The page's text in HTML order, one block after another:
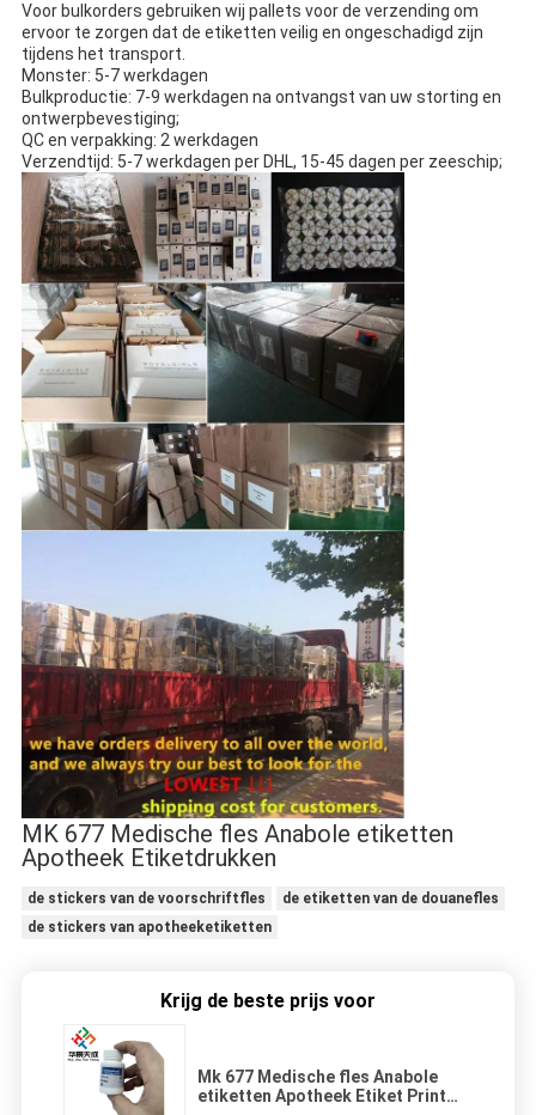
Voor bulkorders gebruiken wij pallets voor de verzending om
ervoor te zorgen dat de etiketten veilig en ongeschadigd zijn
tijdens het transport.
Monster: 5-7 werkdagen
Bulkproductie: 7-9 werkdagen na ontvangst van uw storting en
ontwerpbevestiging;
QC en verpakking: 2 werkdagen
Verzendtijd: 5-7 werkdagen per DHL, 15-45 dagen per zeeschip;
MK 677 Medische fles Anabole etiketten
Apotheek Etiketdrukken
de stickers van de voorschriftfles
de etiketten van de douanefles
de stickers van apotheeketiketten
Krijg de beste prijs voor
Mk 677 Medische fles Anabole
etiketten Apotheek Etiket Print